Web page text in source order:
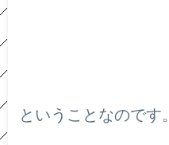
ということなのです。